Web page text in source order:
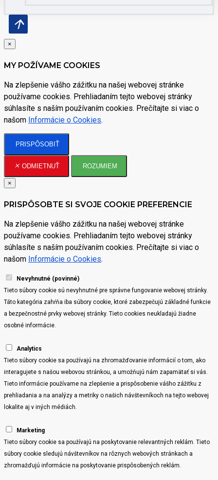
×
MY POŽÍVAME COOKIES
Na zlepšenie vášho zážitku na našej webovej stránke
používame cookies. Prehliadaním tejto webovej stránky
súhlasíte s naším používaním cookies. Prečítajte si viac o
našom Informácie o Cookies.
PRISPÔSOBIŤ
ODMIETNUŤ ROZUMIEM
×
PRISPÔSOBTE SI SVOJE COOKIE PREFERENCIE
Na zlepšenie vášho zážitku na našej webovej stránke
používame cookies. Prehliadaním tejto webovej stránky
súhlasíte s naším používaním cookies. Prečítajte si viac o
našom Informácie o Cookies.
Nevyhnutné (povinné)
Tieto súbory cookie sú nevyhnutné pre správne fungovanie webovej stránky.
Táto kategória zahŕňa iba súbory cookie, ktoré zabezpečujú základné funkcie
a bezpečnostné prvky webovej stránky. Tieto cookies neukladajú žiadne
osobné informácie.
Analytics
Tieto súbory cookie sa používajú na zhromažďovanie informácií o tom, ako
interagujete s našou webovou stránkou, a umožňujú nám zapamätať si vás.
Tieto informácie používame na zlepšenie a prispôsobenie vášho zážitku z
prehliadania a na analýzy a metriky o našich návštevníkoch na tejto webovej
lokalite aj v iných médiách.
Marketing
Tieto súbory cookie sa používajú na poskytovanie relevantných reklám. Tieto
súbory cookie sledujú návštevníkov na rôznych webových stránkach a
zhromažďujú informácie na poskytovanie prispôsobených reklám.